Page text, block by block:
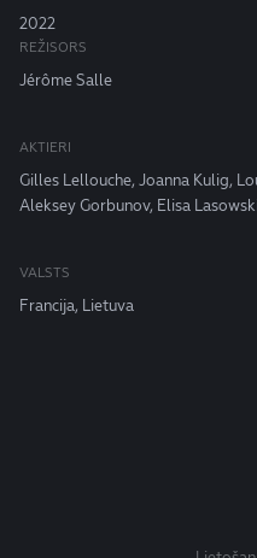
2022
REŽISORS
Jérôme Salle
AKTIERI
Gilles Lellouche, Joanna Kulig,
Aleksey Gorbunov, Elisa
VALSTS
Francija, Lietuva